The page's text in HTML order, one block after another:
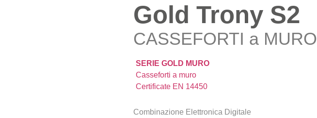
Gold Trony S2
CASSEFORTI a MURO
SERIE GOLD MURO
Casseforti a muro
Certificate EN 14450
Combinazione Elettronica Digitale